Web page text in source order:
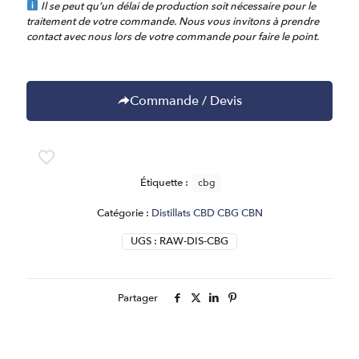
Il se peut qu’un délai de production soit nécessaire pour le
traitement de votre commande. Nous vous invitons à prendre
contact avec nous lors de votre commande pour faire le point.
Commande / Devis
UGS : RAW-DIS-CBG
Catégorie : Distillats CBD CBG CBN
Étiquette : cbg
Partager